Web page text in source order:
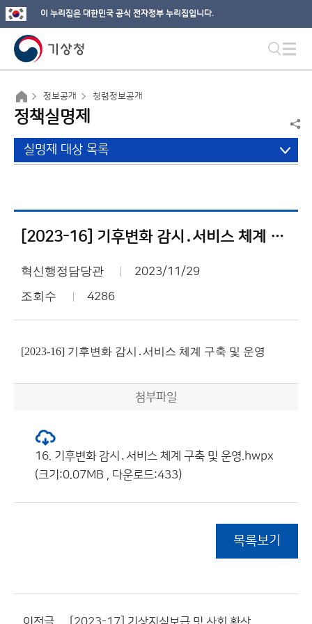
이 누리집은 대한민국 공식 전자정부 누리집입니다.
정보공개 청렴정보공개
정책실명제
실명제 대상 목록
[2023-16] 기후변화 감시․서비스 체계 구축 및 운영
혁신행정담당관 2023/11/29
조회수 4286
[2023-16] 기후변화 감시․서비스 체계 구축 및 운영
첨부파일
16. 기후변화 감시․서비스 체계 구축 및 운영.hwpx
(크기:0.07MB , 다운로드:433)
목록보기